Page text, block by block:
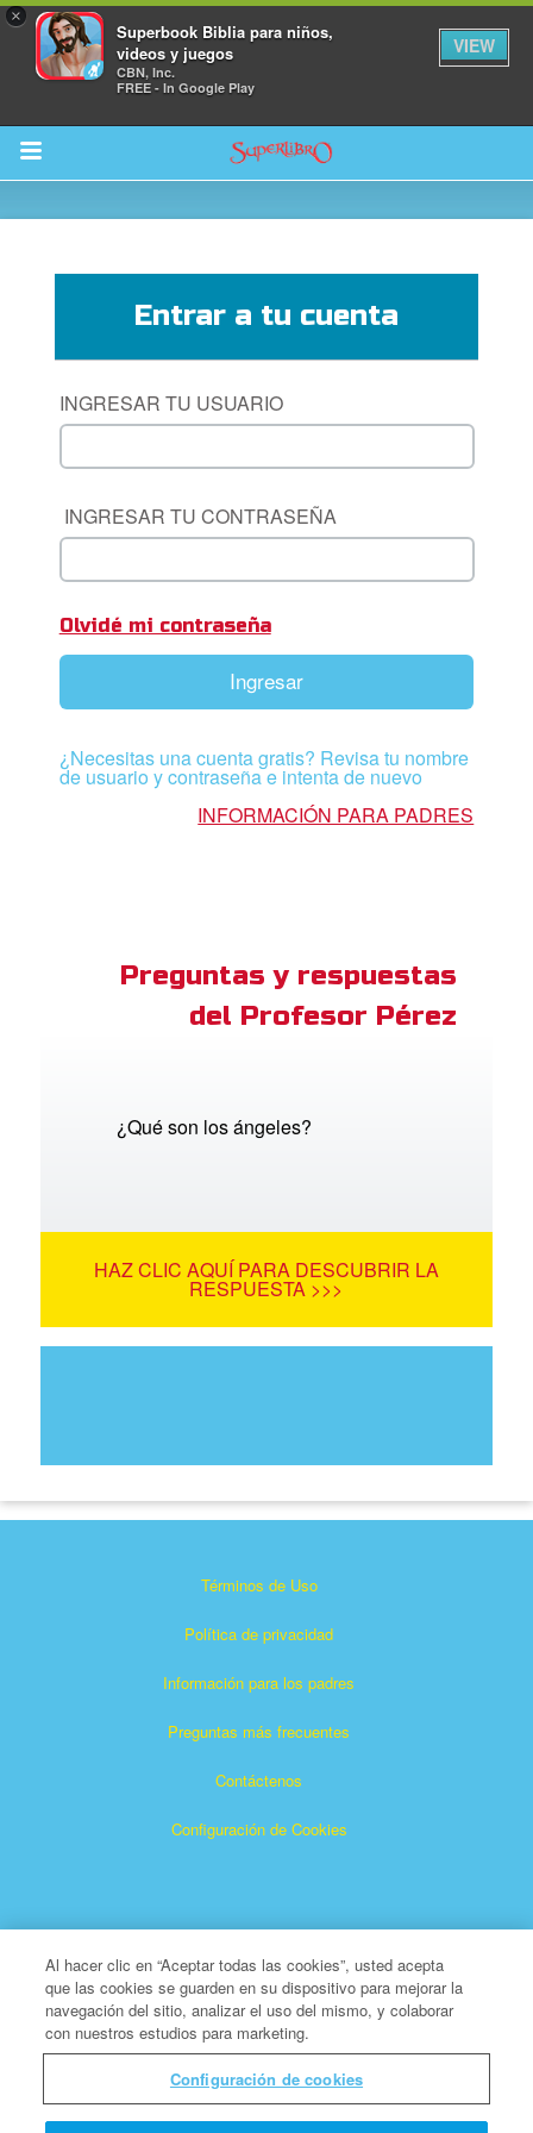
×
Superbook Biblia para niños,
videos y juegos
CBN, Inc.
FREE - In Google Play
VIEW
Return to Content
Superbook USA
Entrar a tu cuenta
INGRESAR TU USUARIO
INGRESAR TU CONTRASEÑA
Olvidé mi contraseña
Ingresar
¿Necesitas una cuenta gratis? Revisa tu nombre
de usuario y contraseña e intenta de nuevo
INFORMACIÓN PARA PADRES
Preguntas y respuestas
del Profesor Pérez
¿Qué son los ángeles?
HAZ CLIC AQUÍ PARA DESCUBRIR LA
RESPUESTA >>>
Términos de Uso
Política de privacidad
Información para los padres
Preguntas más frecuentes
Contáctenos
Configuración de Cookies
Superlibro es una marca registrada de The Christian
Broadcasting Network, Inc. Una organización benéfica 501
Todos los derechos reservados.
Al hacer clic en “Aceptar todas las cookies”, usted acepta
que las cookies se guarden en su dispositivo para mejorar la
navegación del sitio, analizar el uso del mismo, y colaborar
con nuestros estudios para marketing.
Configuración de cookies